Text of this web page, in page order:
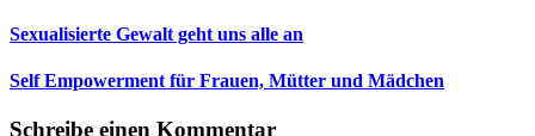
Sexualisierte Gewalt geht uns alle an
Self Empowerment für Frauen, Mütter und Mädchen
Schreibe einen Kommentar